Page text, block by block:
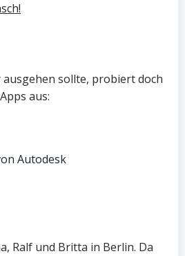
ausgehen sollte, probiert doch
aus:
Autodesk
Ralf und Britta in Berlin. Da